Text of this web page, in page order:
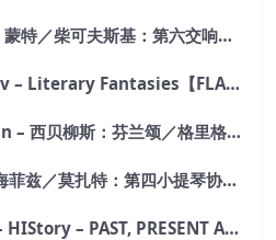
Pierre Monteux – 蒙特／柴可夫斯基：第六交响曲【176.4kHz／24bit】
Alexander Gadjiev – Literary Fantasies【FLAC 192】
Leonard Bernstein – 西贝柳斯：芬兰颂／格里格：培尔·金特组曲【44.1kHz／24bit】
Jascha Heifetz – 海菲兹／莫扎特：第四小提琴协奏曲，第五小提琴协奏曲《土耳其》／维瓦尔第：小提琴与大提琴协奏曲，RV 547【192kHz／24bit】
Michael Jackson – HIStory – PAST, PRESENT AND FUTURE – BOOK I【96kHz／24bit】